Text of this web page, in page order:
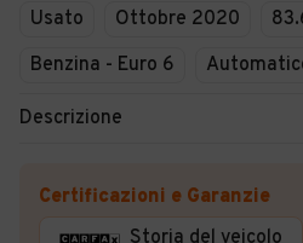
Usato Ottobre 2020
Benzina - Euro 6
Descrizione
Certificazioni e Garanzie
Storia del veicolo